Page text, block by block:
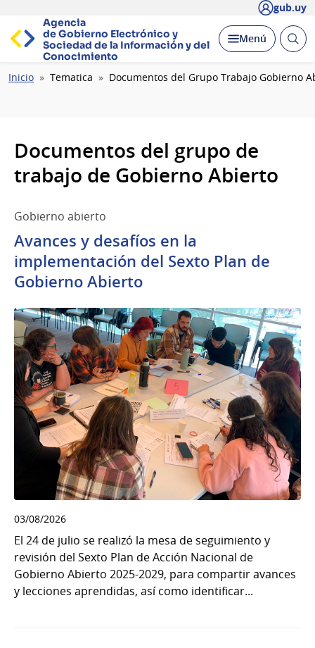
gub.uy
Agencia
de Gobierno Electrónico y
Sociedad de la Información y del
Conocimiento
Desplegar
Menú Abrir
Ruta
Inicio Tematica Documentos del Grupo Trabajo Gobierno
Documentos del grupo de
trabajo de Gobierno Abierto
Gobierno abierto
Avances y desafíos en la
implementación del Sexto Plan de
Gobierno Abierto
03/08/2026
El 24 de julio se realizó la mesa de seguimiento y
revisión del Sexto Plan de Acción Nacional de
Gobierno Abierto 2025-2029, para compartir avances
y lecciones aprendidas, así como identificar...